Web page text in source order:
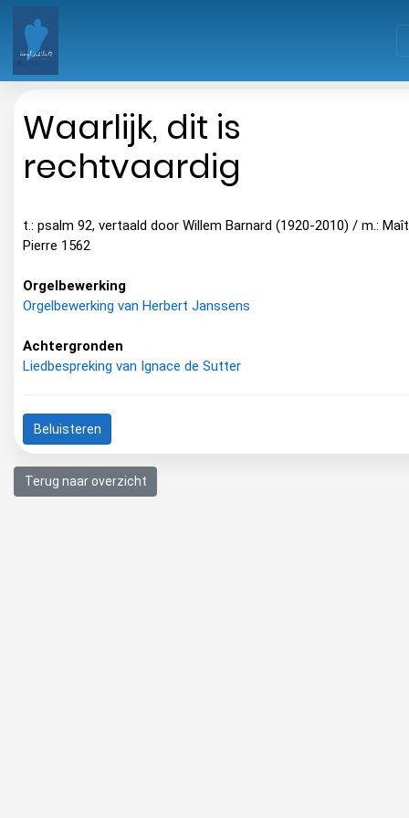
Waarlijk, dit is
rechtvaardig
t.: psalm 92, vertaald door Willem Barnard (1920-2010) / m.:
Pierre 1562
Orgelbewerking
Orgelbewerking van Herbert Janssens
Achtergronden
Liedbespreking van Ignace de Sutter
Beluisteren
Terug naar overzicht